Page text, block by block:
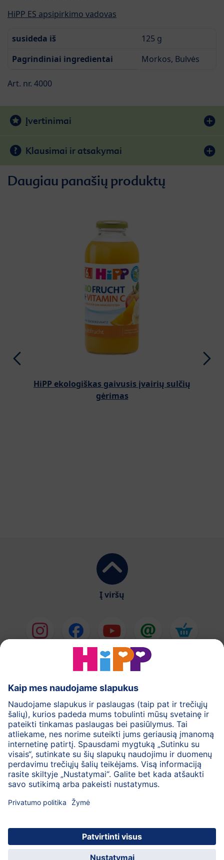
HiPP ES apsipirkimo vadovas
susideda iš
125 g
Pagrindiniai ingredientai
Morkos, Bulvės
Art. nr. 4000
Įvertinimai
Klausimai ir atsakymai
Daugiau panašių produktų
HiPP ekologiškas gaivusis įvairių sulčių
gėrimas
Į viršų
HiPP Pieno mišiniai
HiPP Kūdikių maistas
Odos priežiūra
Nėštumas
Privatumo politika
Bendrosios svetainės naudojimo taisyklės
Rekvizitai
Apie HiPP Kontaktai